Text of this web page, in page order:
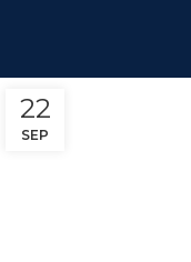
22
SEP